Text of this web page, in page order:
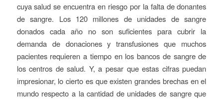
cuya salud se encuentra en riesgo por la falta de donantes
de sangre. Los 120 millones de unidades de sangre
donados cada año no son suficientes para cubrir la
demanda de donaciones y transfusiones que muchos
pacientes requieren a tiempo en los bancos de sangre de
los centros de salud. Y, a pesar que estas cifras puedan
impresionar, lo cierto es que existen grandes brechas en el
mundo respecto a la cantidad de unidades de sangre que